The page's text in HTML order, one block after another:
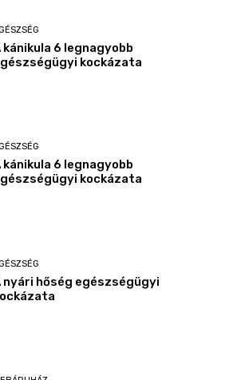
kánikula 6 legnagyobb
kockázata
kánikula 6 legnagyobb
kockázata
nyári hőség egészségügyi